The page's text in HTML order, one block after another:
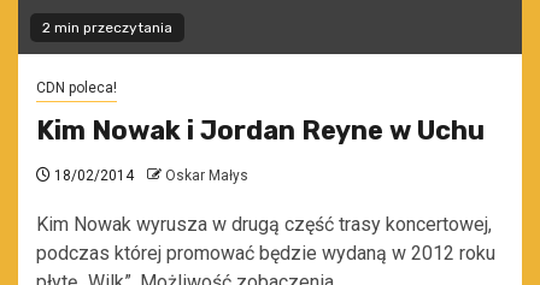
2 min przeczytania
CDN poleca!
Kim Nowak i Jordan Reyne w Uchu
18/02/2014 Oskar Małys
Kim Nowak wyrusza w drugą część trasy koncertowej,
podczas której promować będzie wydaną w 2012 roku